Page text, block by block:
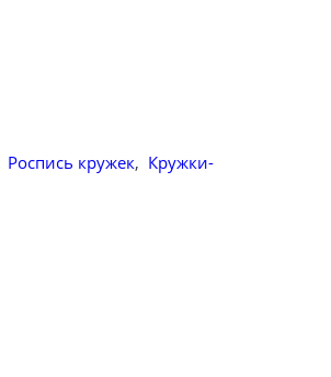
Роспись кружек, Кружки-